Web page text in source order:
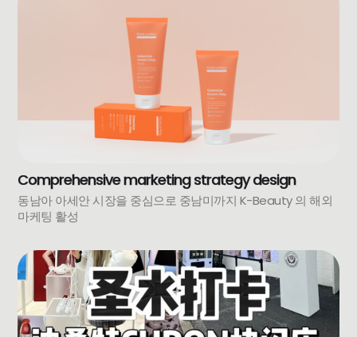
Comprehensive marketing strategy design
동남아 아세안 시장을 중심으로 중남미까지 K-Beauty 의 해외
마케팅 활성